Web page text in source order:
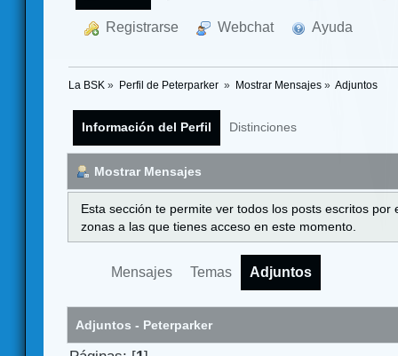
Registrarse Webchat Ayuda
La BSK » Perfil de Peterparker » Mostrar Mensajes» Adjuntos
Información del Perfil Distinciones
Mostrar Mensajes
Esta sección te permite ver todos los posts escritos
zonas a las que tienes acceso en este momento.
Mensajes Temas Adjuntos
Adjuntos - Peterparker